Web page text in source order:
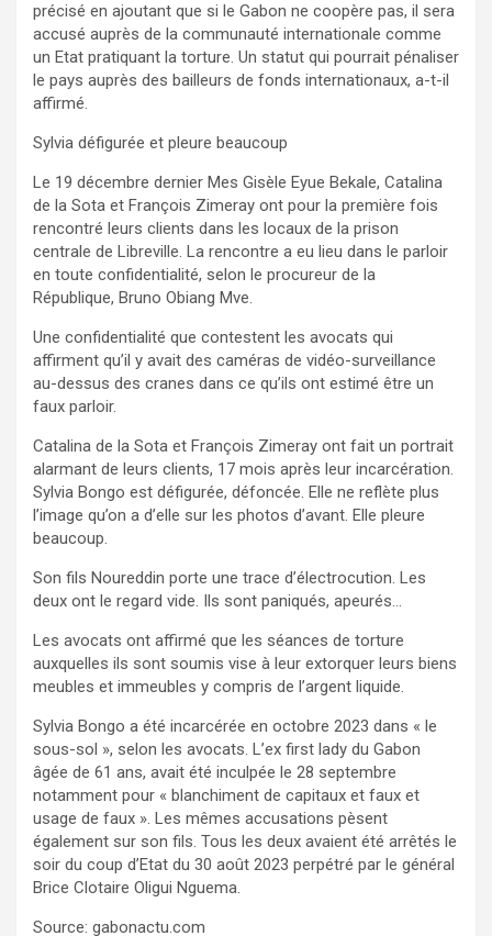
précisé en ajoutant que si le Gabon ne coopère pas, il sera
accusé auprès de la communauté internationale comme
un Etat pratiquant la torture. Un statut qui pourrait pénaliser
le pays auprès des bailleurs de fonds internationaux, a-t-il
affirmé.
Sylvia défigurée et pleure beaucoup
Le 19 décembre dernier Mes Gisèle Eyue Bekale, Catalina
de la Sota et François Zimeray ont pour la première fois
rencontré leurs clients dans les locaux de la prison
centrale de Libreville. La rencontre a eu lieu dans le parloir
en toute confidentialité, selon le procureur de la
République, Bruno Obiang Mve.
Une confidentialité que contestent les avocats qui
affirment qu’il y avait des caméras de vidéo-surveillance
au-dessus des cranes dans ce qu’ils ont estimé être un
faux parloir.
Catalina de la Sota et François Zimeray ont fait un portrait
alarmant de leurs clients, 17 mois après leur incarcération.
Sylvia Bongo est défigurée, défoncée. Elle ne reflète plus
l’image qu’on a d’elle sur les photos d’avant. Elle pleure
beaucoup.
Son fils Noureddin porte une trace d’électrocution. Les
deux ont le regard vide. Ils sont paniqués, apeurés…
Les avocats ont affirmé que les séances de torture
auxquelles ils sont soumis vise à leur extorquer leurs biens
meubles et immeubles y compris de l’argent liquide.
Sylvia Bongo a été incarcérée en octobre 2023 dans « le
sous-sol », selon les avocats. L’ex first lady du Gabon
âgée de 61 ans, avait été inculpée le 28 septembre
notamment pour « blanchiment de capitaux et faux et
usage de faux ». Les mêmes accusations pèsent
également sur son fils. Tous les deux avaient été arrêtés le
soir du coup d’Etat du 30 août 2023 perpétré par le général
Brice Clotaire Oligui Nguema.
Source: gabonactu.com